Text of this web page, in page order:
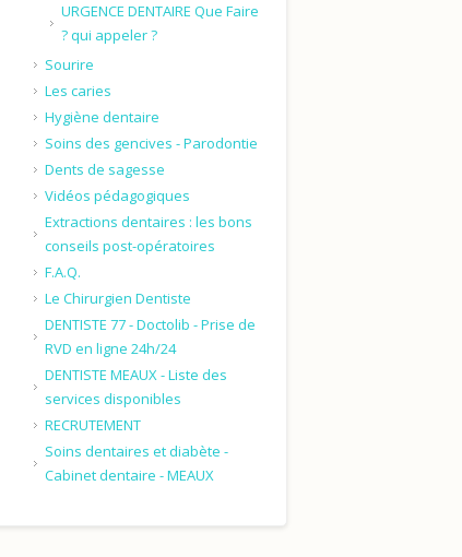
URGENCE DENTAIRE Que Faire
? qui appeler ?
Sourire
Les caries
Hygiène dentaire
Soins des gencives - Parodontie
Dents de sagesse
Vidéos pédagogiques
Extractions dentaires : les bons
conseils post-opératoires
F.A.Q.
Le Chirurgien Dentiste
DENTISTE 77 - Doctolib - Prise de
RVD en ligne 24h/24
DENTISTE MEAUX - Liste des
services disponibles
RECRUTEMENT
Soins dentaires et diabète -
Cabinet dentaire - MEAUX